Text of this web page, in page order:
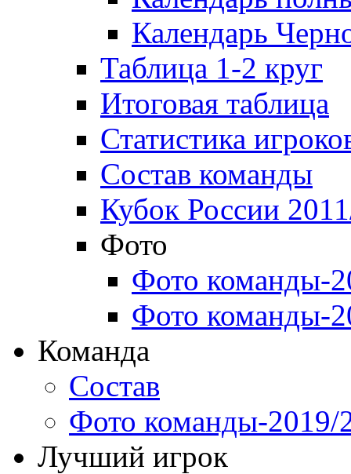
Календарь
Таблица 1-2 круг
Итоговая таблица
Статистика
Состав команды
Кубок России
Фото
Фото команды-
Фото команды-
Команда
Состав
Фото команды-2019/
Лучший игрок